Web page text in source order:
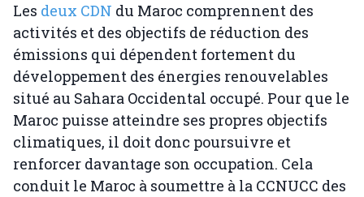
Les deux CDN du Maroc comprennent des
activités et des objectifs de réduction des
émissions qui dépendent fortement du
développement des énergies renouvelables
situé au Sahara Occidental occupé. Pour que le
Maroc puisse atteindre ses propres objectifs
climatiques, il doit donc poursuivre et
renforcer davantage son occupation. Cela
conduit le Maroc à soumettre à la CCNUCC des